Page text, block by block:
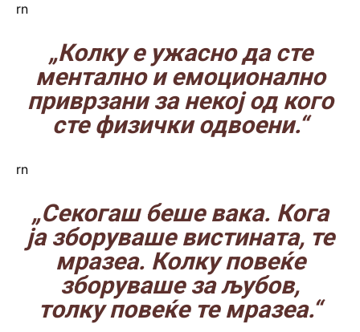
rn
„Колку е ужасно да сте
ментално и емоционално
приврзани за некој од кого
сте физички одвоени.“
rn
„Секогаш беше вака. Кога
ја зборуваше вистината, те
мразеа. Колку повеќе
зборуваше за љубов,
толку повеќе те мразеа.“